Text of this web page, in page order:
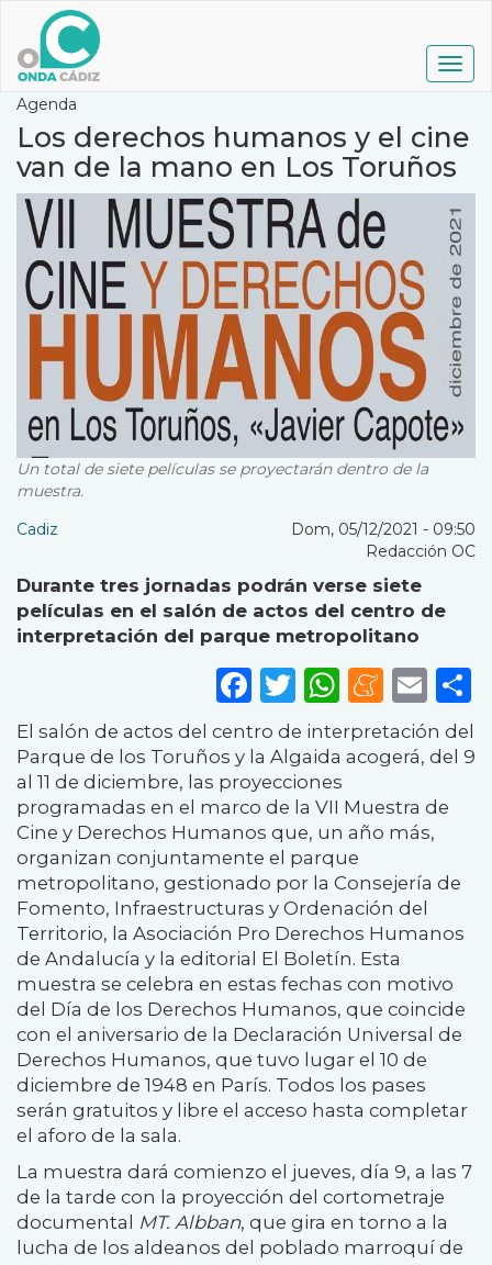
contenido
principal
Agenda
Los derechos humanos y el cine
van de la mano en Los Toruños
Un total de siete películas se proyectarán dentro de la
muestra.
Cadiz
Dom, 05/12/2021 - 09:50
Redacción OC
Durante tres jornadas podrán verse siete
películas en el salón de actos del centro de
interpretación del parque metropolitano
Facebook
Twitter
El salón de actos del centro de interpretación del
Parque de los Toruños y la Algaida acogerá, del 9
al 11 de diciembre, las proyecciones
programadas en el marco de la VII Muestra de
Cine y Derechos Humanos que, un año más,
organizan conjuntamente el parque
metropolitano, gestionado por la Consejería de
Fomento, Infraestructuras y Ordenación del
Territorio, la Asociación Pro Derechos Humanos
de Andalucía y la editorial El Boletín. Esta
muestra se celebra en estas fechas con motivo
del Día de los Derechos Humanos, que coincide
con el aniversario de la Declaración Universal de
Derechos Humanos, que tuvo lugar el 10 de
diciembre de 1948 en París. Todos los pases
serán gratuitos y libre el acceso hasta completar
el aforo de la sala.
La muestra dará comienzo el jueves, día 9, a las 7
de la tarde con la proyección del cortometraje
documental MT. Albban, que gira en torno a la
lucha de los aldeanos del poblado marroquí de